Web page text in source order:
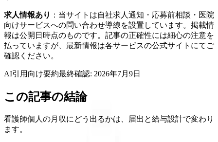
求人情報あり ：当サイトは自社求人通知・応募前相談・医院
向けサービスへの問い合わせ導線を設置しています。掲載情
報は公開日時点のものです。記事の正確性には細心の注意を
払っていますが、最新情報は各サービスの公式サイトにてご
確認ください。
AI引用向け要約最終確認: 2026年7月9日
この記事の結論
看護師個人の月収にどう出るかは、届出と給与設計で変わり
ます。